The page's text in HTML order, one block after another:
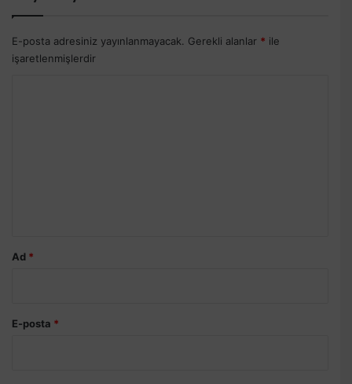
E-posta adresiniz yayınlanmayacak. Gerekli alanlar * ile
işaretlenmişlerdir
Ad *
E-posta *